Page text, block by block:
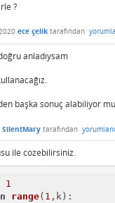
?
ece çelik tarafından
anladıysam
başka sonuç alabiliyor
SilentMary tarafından
ile cozebilirsiniz.
1
range( 1 ,k ):